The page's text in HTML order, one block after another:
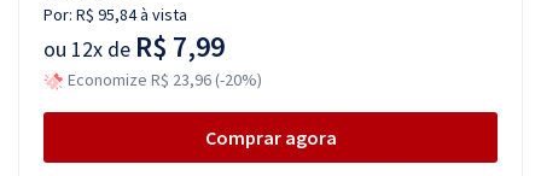
Por: R$ 95,84à vista
ou 12x de R$ 7,99
Economize R$ 23,96 (-20%)
Comprar agora